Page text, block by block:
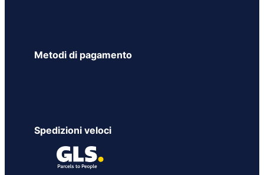
Metodi di pagamento
Spedizioni veloci